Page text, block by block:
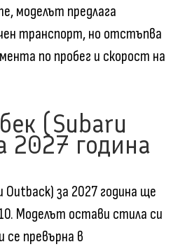
моделът предлага
транспорт, но отстъпва
по пробег и скорост на
(Subaru
2027 година
Outback) за 2027 година ще
Моделът остави стила си
се превърна в